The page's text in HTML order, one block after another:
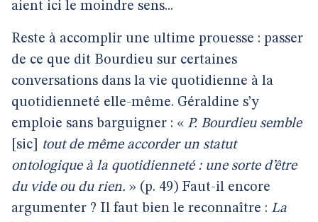
aient ici le moindre sens...
Reste à accomplir une ultime prouesse : passer
de ce que dit Bourdieu sur certaines
conversations dans la vie quotidienne à la
quotidienneté elle-même. Géraldine s’y
emploie sans barguigner : « P. Bourdieu semble
[sic] tout de même accorder un statut
ontologique à la quotidienneté : une sorte d’être
du vide ou du rien. » (p. 49) Faut-il encore
argumenter ? Il faut bien le reconnaître : La